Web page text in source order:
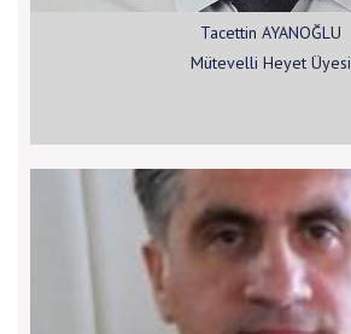
Tacettin AYANOĞLU
Mütevelli Heyet Üyesi